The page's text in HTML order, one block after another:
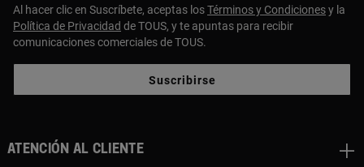
Al hacer clic en Suscríbete, aceptas losTérminos y Condicionesy la
Política de Privacidad de TOUS, y te apuntas para recibir
comunicaciones comerciales de TOUS.
Suscribirse
Atención al cliente